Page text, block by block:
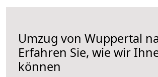
Umzug von Wuppertal
Erfahren Sie, wie wir
können